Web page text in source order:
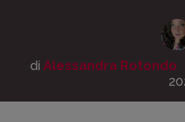
di Alessandra Rotondo